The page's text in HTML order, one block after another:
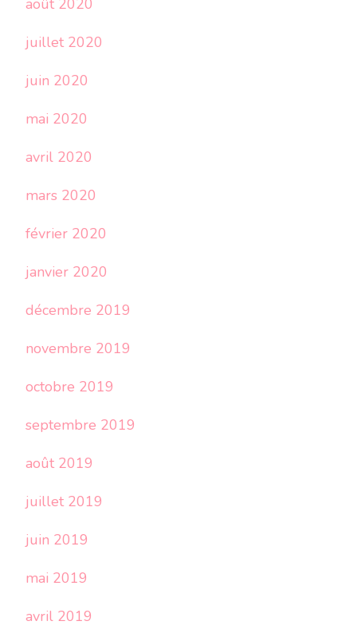
août 2020
juillet 2020
juin 2020
mai 2020
avril 2020
mars 2020
février 2020
janvier 2020
décembre 2019
novembre 2019
octobre 2019
septembre 2019
août 2019
juillet 2019
juin 2019
mai 2019
avril 2019